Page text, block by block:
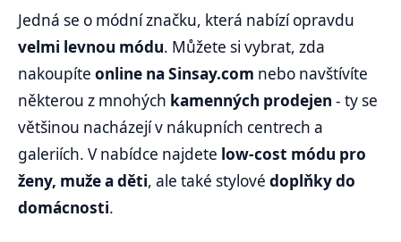
Jedná se o módní značku, která nabízí opravdu
velmi levnou módu. Můžete si vybrat, zda
nakoupíte online na Sinsay.com nebo navštívíte
některou z mnohých kamenných prodejen - ty se
většinou nacházejí v nákupních centrech a
galeriích. V nabídce najdete low-cost módu pro
ženy, muže a děti, ale také stylové doplňky do
domácnosti.